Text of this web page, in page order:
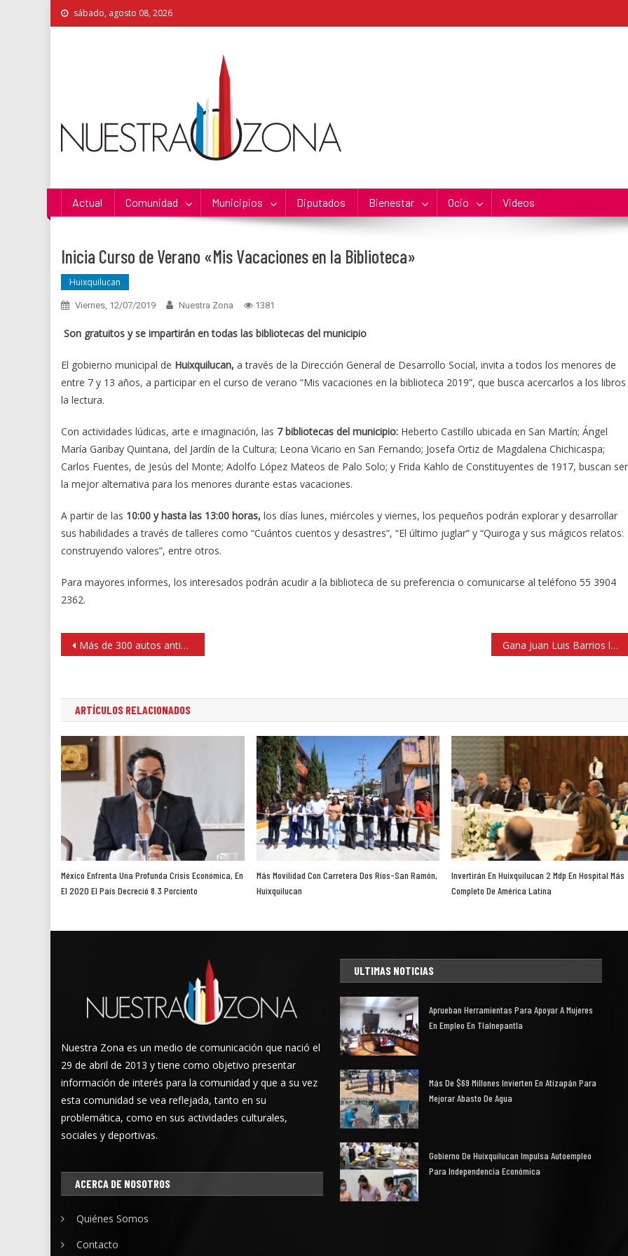
Skip
to
sábado, agosto 08, 2026
Actual Comunidad Municipios Diputados Bienestar Ocio Videos
Inicia Curso de Verano «Mis Vacaciones en la Biblioteca»
Huixquilucan
Viernes, 12/07/2019 Nuestra Zona 1381
Son gratuitos y se impartirán en todas las bibliotecas del municipio
El gobierno municipal de Huixquilucan, a través de la Dirección General de Desarrollo Social, invita a todos los menores de
entre 7 y 13 años, a participar en el curso de verano “Mis vacaciones en la biblioteca 2019”, que busca acercarlos a los libros
la lectura.
Con actividades lúdicas, arte e imaginación, las 7 bibliotecas del municipio: Heberto Castillo ubicada en San Martín; Ángel
María Garibay Quintana, del Jardín de la Cultura; Leona Vicario en San Fernando; Josefa Ortiz de Magdalena Chichicaspa;
Carlos Fuentes, de Jesús del Monte; Adolfo López Mateos de Palo Solo; y Frida Kahlo de Constituyentes de 1917, buscan ser
la mejor alternativa para los menores durante estas vacaciones.
A partir de las 10:00 y hasta las 13:00 horas, los días lunes, miércoles y viernes, los pequeños podrán explorar y desarrollar
sus habilidades a través de talleres como “Cuántos cuentos y desastres”, “El último juglar” y “Quiroga y sus mágicos relatos:
construyendo valores”, entre otros.
Para mayores informes, los interesados podrán acudir a la biblioteca de su preferencia o comunicarse al teléfono 55 3904
2362.
Navegación
de
Más de 300 autos antiguos y tantas historias en Exposición en el Naucalli el domingo Gana Juan Luis Barrios la 30 Carrera de Arboledas, pero se queda a 40 segundos de récord
ARTÍCULOS RELACIONADOS
México Enfrenta Una Profunda Crisis Económica, En
El 2020 El País Decreció 8.3 Porciento
Más Movilidad Con Carretera Dos Ríos-San Ramón,
Huixquilucan
Invertirán En Huixquilucan 2 Mdp En Hospital Más
Completo De América Latina
Nuestra Zona es un medio de comunicación que nació el
29 de abril de 2013 y tiene como objetivo presentar
información de interés para la comunidad y que a su vez
esta comunidad se vea reflejada, tanto en su
problemática, como en sus actividades culturales,
sociales y deportivas.
ACERCA DE NOSOTROS
Quiénes Somos
Contacto
ULTIMAS NOTICIAS
Aprueban Herramientas Para Apoyar A Mujeres
En Empleo En Tlalnepantla
Más De $69 Millones Invierten En Atizapán Para
Mejorar Abasto De Agua
Gobierno De Huixquilucan Impulsa Autoempleo
Para Independencia Económica